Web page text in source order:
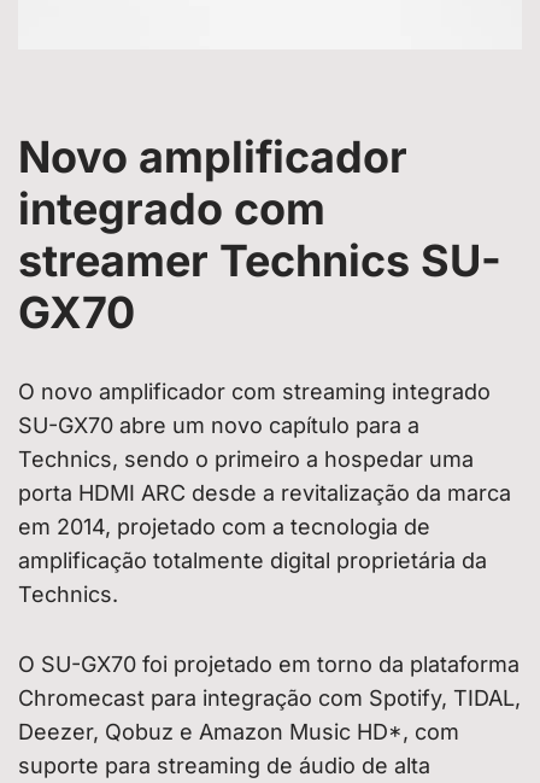
Novo amplificador
integrado com
streamer Technics SU-
GX70
O novo amplificador com streaming integrado
SU-GX70 abre um novo capítulo para a
Technics, sendo o primeiro a hospedar uma
porta HDMI ARC desde a revitalização da marca
em 2014, projetado com a tecnologia de
amplificação totalmente digital proprietária da
Technics.
O SU-GX70 foi projetado em torno da plataforma
Chromecast para integração com Spotify, TIDAL,
Deezer, Qobuz e Amazon Music HD*, com
suporte para streaming de áudio de alta